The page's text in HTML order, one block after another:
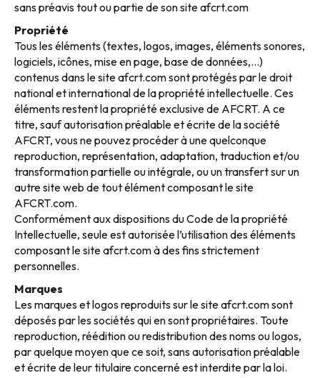
sans préavis tout ou partie de son site afcrt.com
Propriété
Tous les éléments (textes, logos, images, éléments sonores,
logiciels, icônes, mise en page, base de données,…)
contenus dans le site afcrt.com sont protégés par le droit
national et international de la propriété intellectuelle. Ces
éléments restent la propriété exclusive de AFCRT. A ce
titre, sauf autorisation préalable et écrite de la société
AFCRT, vous ne pouvez procéder à une quelconque
reproduction, représentation, adaptation, traduction et/ou
transformation partielle ou intégrale, ou un transfert sur un
autre site web de tout élément composant le site
AFCRT.com.
Conformément aux dispositions du Code de la propriété
Intellectuelle, seule est autorisée l’utilisation des éléments
composant le site afcrt.com à des fins strictement
personnelles.
Marques
Les marques et logos reproduits sur le site afcrt.com sont
déposés par les sociétés qui en sont propriétaires. Toute
reproduction, réédition ou redistribution des noms ou logos,
par quelque moyen que ce soit, sans autorisation préalable
et écrite de leur titulaire concerné est interdite par la loi.